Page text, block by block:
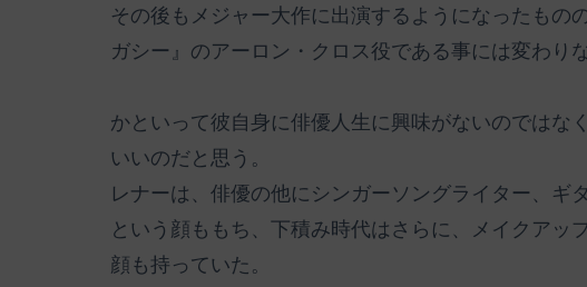
その後もメジャー大作に出演するようになったもの
ガシー』のアーロン・クロス役である事には変わり
かといって彼自身に俳優人生に興味がないのではな
いいのだと思う。
レナーは、俳優の他にシンガーソングライター、ギ
という顔ももち、下積み時代はさらに、メイクアッ
顔も持っていた。